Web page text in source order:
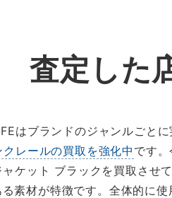
査定した
はブランドのジャンルごと
クレールの買取を強化中 です
ケット ブラックを買取させ
素材が特徴です。全体的に